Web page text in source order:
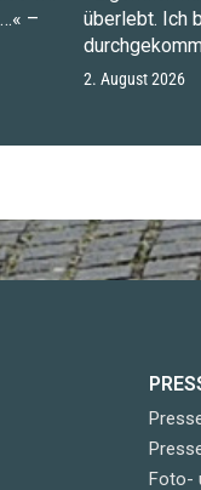
–
überlebt. Ich
2. August 2026
Foto-